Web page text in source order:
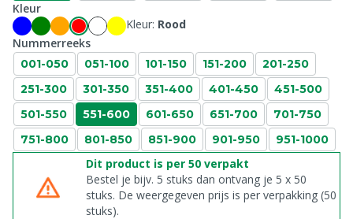
Kleur
Kleur: Rood
Nummerreeks
001-050 051-100 101-150 151-200
201-250
251-300
301-350 351-400 401-450
451-500
501-550
551-600 601-650 651-700
701-750
751-800
801-850 851-900 901-950 951-1000
Dit product is per 50 verpakt
Bestel je bijv. 5 stuks dan ontvang je 5 x 50
stuks. De weergegeven prijs is per verpakking (50
stuks).